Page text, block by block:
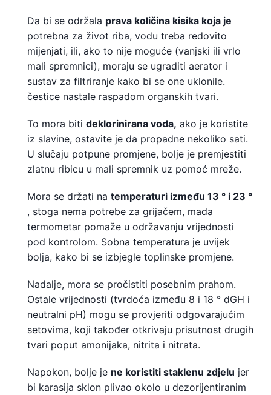
Da bi se održala prava količina kisika koja je
potrebna za život riba, vodu treba redovito
mijenjati, ili, ako to nije moguće (vanjski ili vrlo
mali spremnici), moraju se ugraditi aerator i
sustav za filtriranje kako bi se one uklonile.
čestice nastale raspadom organskih tvari.
To mora biti deklorinirana voda, ako je koristite
iz slavine, ostavite je da propadne nekoliko sati.
U slučaju potpune promjene, bolje je premjestiti
zlatnu ribicu u mali spremnik uz pomoć mreže.
Mora se držati na temperaturi između 13 ° i 23 °
, stoga nema potrebe za grijačem, mada
termometar pomaže u održavanju vrijednosti
pod kontrolom. Sobna temperatura je uvijek
bolja, kako bi se izbjegle toplinske promjene.
Nadalje, mora se pročistiti posebnim prahom.
Ostale vrijednosti (tvrdoća između 8 i 18 ° dGH i
neutralni pH) mogu se provjeriti odgovarajućim
setovima, koji također otkrivaju prisutnost drugih
tvari poput amonijaka, nitrita i nitrata.
Napokon, bolje je ne koristiti staklenu zdjelu jer
bi karasija sklon plivao okolo u dezorijentiranim